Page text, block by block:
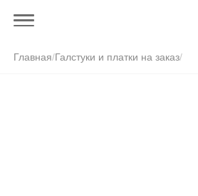
Главная/Галстуки и платки на заказ/